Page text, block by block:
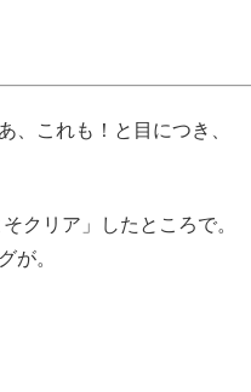
、これも！と目につき、
クリア」したところで。
が。